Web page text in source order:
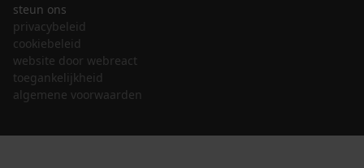
steun ons
privacybeleid
cookiebeleid
website door webreact
toegankelijkheid
algemene voorwaarden